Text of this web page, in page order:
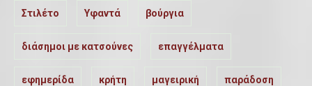
Στιλέτο Υφαντά βούργια
διάσημοι με κατσούνες επαγγέλματα
εφημερίδα κρήτη μαγειρική παράδοση